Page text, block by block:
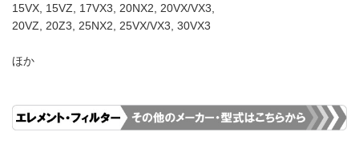
15VX, 15VZ, 17VX3, 20NX2, 20VX/VX3,
20VZ, 20Z3, 25NX2, 25VX/VX3, 30VX3
ほか